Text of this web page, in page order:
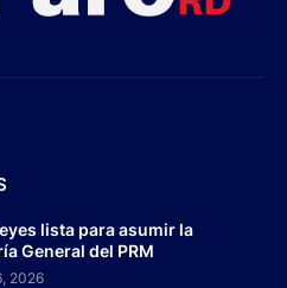
lista para asumir la
General del PRM
2026